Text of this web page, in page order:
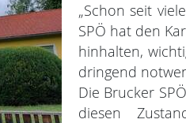
„Schon seit
SPÖ hat den
hinhalten,
dringend
Die Brucker
diesen